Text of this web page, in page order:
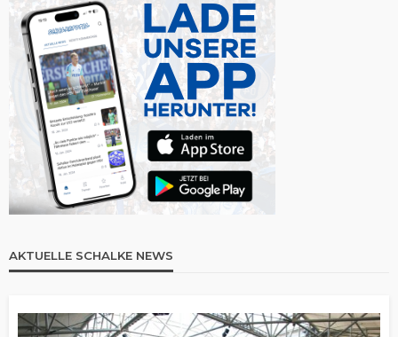
AKTUELLE SCHALKE NEWS